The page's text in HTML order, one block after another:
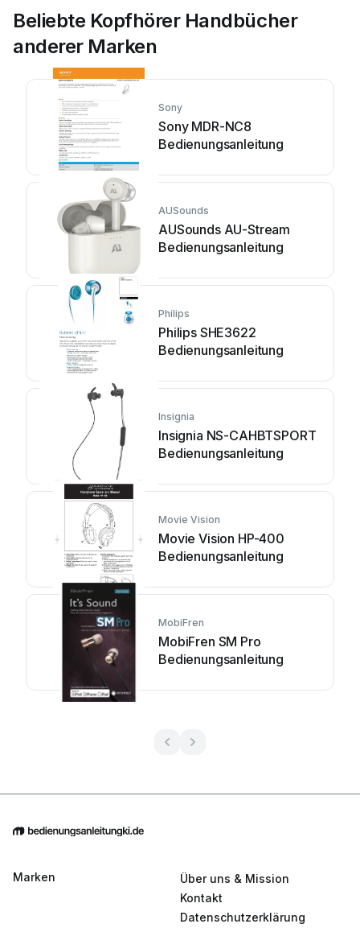
Beliebte Kopfhörer Handbücher
anderer Marken
Sony
Sony MDR-NC8
Bedienungsanleitung
AUSounds
AUSounds AU-Stream
Bedienungsanleitung
Philips
Philips SHE3622
Bedienungsanleitung
Insignia
Insignia NS-CAHBTSPORT
Bedienungsanleitung
Movie Vision
Movie Vision HP-400
Bedienungsanleitung
MobiFren
MobiFren SM Pro
Bedienungsanleitung
Marken
Über uns & Mission
Kontakt
Datenschutzerklärung